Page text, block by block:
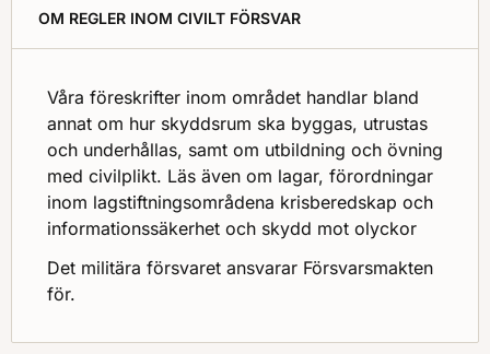
OM REGLER INOM CIVILT FÖRSVAR
Våra föreskrifter inom området handlar bland
annat om hur skyddsrum ska byggas, utrustas
och underhållas, samt om utbildning och övning
med civilplikt. Läs även om lagar, förordningar
inom lagstiftningsområdena krisberedskap och
informationssäkerhet och skydd mot olyckor
Det militära försvaret ansvarar Försvarsmakten
för.